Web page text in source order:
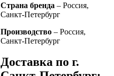
Страна бренда – Россия,
Санкт-Петербург
Производство – Россия,
Санкт-Петербург
Доставка по г.